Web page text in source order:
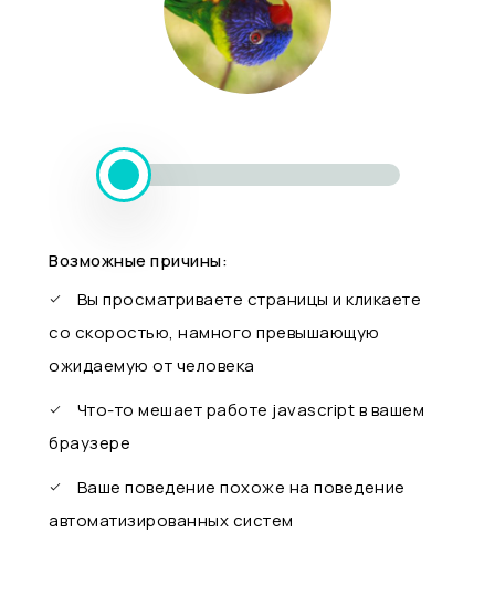
Возможные причины:
Вы просматриваете страницы и кликаете
со скоростью, намного превышающую
ожидаемую от человека
Что-то мешает работе javascript в вашем
браузере
Ваше поведение похоже на поведение
автоматизированных систем